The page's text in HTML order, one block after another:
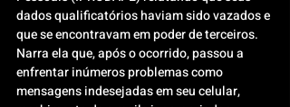
dados qualificatórios haviam sido vazados e
que se encontravam em poder de terceiros.
Narra ela que, após o ocorrido, passou a
enfrentar inúmeros problemas como
mensagens indesejadas em seu celular,